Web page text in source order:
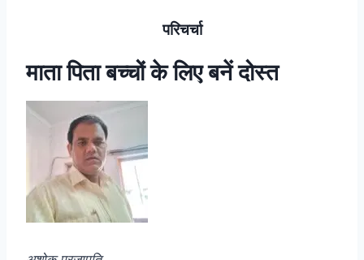
परिचर्चा
माता पिता बच्चों के लिए बनें दोस्त